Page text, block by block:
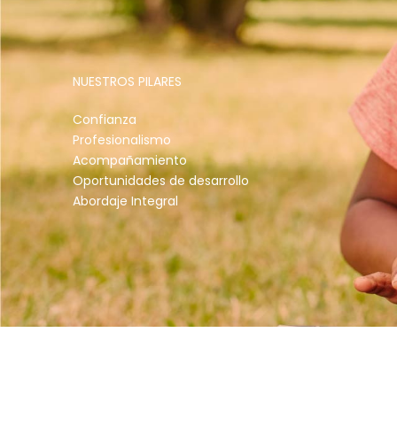
NUESTROS PILARES
Confianza
Profesionalismo
Acompañamiento
Oportunidades de desarrollo
Abordaje Integral